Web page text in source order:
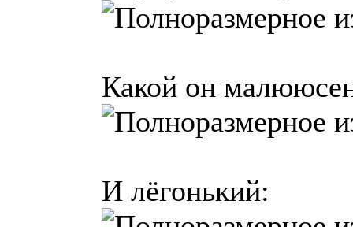
Какой он
И лёгонький: